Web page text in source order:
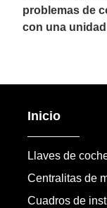
problemas de
con una
Inicio
Llaves de
Centralitas de
Cuadros de